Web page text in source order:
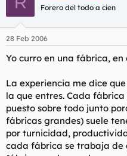
Forero del todo a cien
28 Feb 2006
Yo curro en una fábrica,
La experiencia me dice
la que entres. Cada
puesto sobre todo junto
fábricas grandes) suele
por turnicidad,
cada fábrica se trabaja de